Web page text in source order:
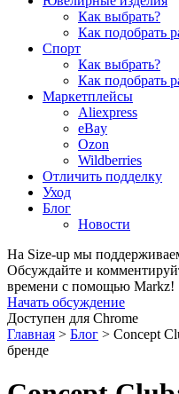
Как выбрать?
Как подобрать
Спорт
Как выбрать?
Как подобрать
Маркетплейсы
Aliexpress
eBay
Ozon
Wildberries
Отличить подделку
Уход
Блог
Новости
На Size-up мы
Обсуждайте и
времени с помощью Markz!
Начать обсуждение
Доступен для Chrome
Главная > Блог > Concept
бренде